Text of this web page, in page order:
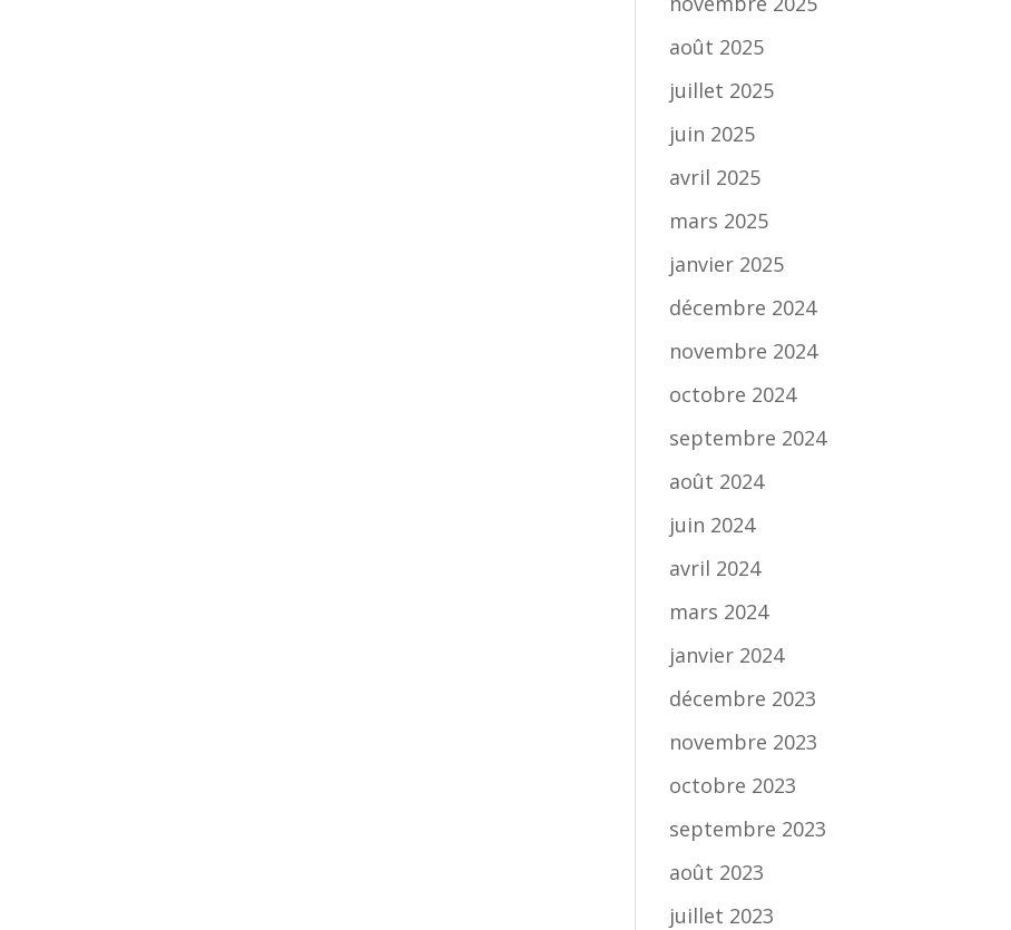
août 2025
juillet 2025
juin 2025
avril 2025
mars 2025
janvier 2025
décembre 2024
novembre 2024
octobre 2024
septembre 2024
août 2024
juin 2024
avril 2024
mars 2024
janvier 2024
décembre 2023
novembre 2023
octobre 2023
septembre 2023
août 2023
juillet 2023